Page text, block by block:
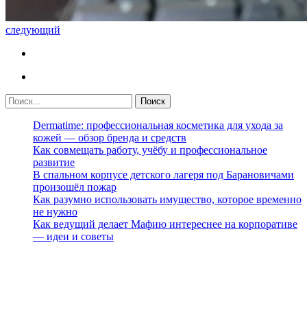
следующий
Dermatime: профессиональная косметика для ухода за
кожей — обзор бренда и средств
Как совмещать работу, учёбу и профессиональное
развитие
В спальном корпусе детского лагеря под Барановичами
произошёл пожар
Как разумно использовать имущество, которое временно
не нужно
Как ведущий делает Мафию интереснее на корпоративе
— идеи и советы